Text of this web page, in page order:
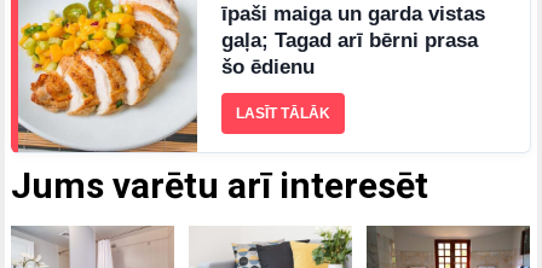
Jums varētu arī interesēt
īpaši maiga un garda vistas
gaļa; Tagad arī bērni prasa
šo ēdienu
LASĪT TĀLĀK